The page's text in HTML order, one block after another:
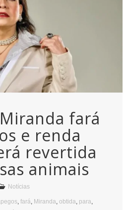
fará
e renda
revertida
animais
Notícias
fará Miranda obtida para